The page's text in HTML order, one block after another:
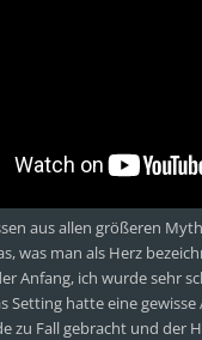
aus allen größeren
was man als Herz
Anfang, ich wurde sehr
Setting hatte eine gewisse
zu Fall gebracht und der